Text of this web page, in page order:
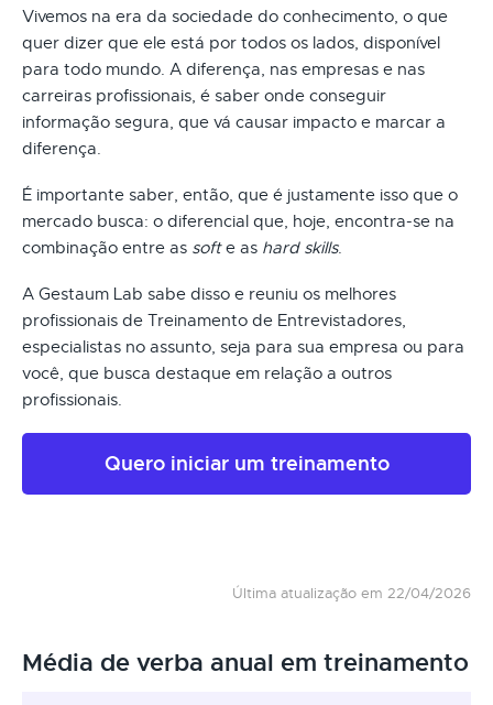
Vivemos na era da sociedade do conhecimento, o que
quer dizer que ele está por todos os lados, disponível
para todo mundo. A diferença, nas empresas e nas
carreiras profissionais, é saber onde conseguir
informação segura, que vá causar impacto e marcar a
diferença.
É importante saber, então, que é justamente isso que o
mercado busca: o diferencial que, hoje, encontra-se na
combinação entre as softe as hard skills.
A Gestaum Lab sabe disso e reuniu os melhores
profissionais de Treinamento de Entrevistadores,
especialistas no assunto, seja para sua empresa ou para
você, que busca destaque em relação a outros
profissionais.
Quero iniciar um treinamento
Última atualização em 22/04/2026
Média de verba anual em treinamento